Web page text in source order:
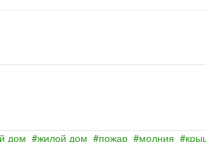
дом жилой дом пожар молния